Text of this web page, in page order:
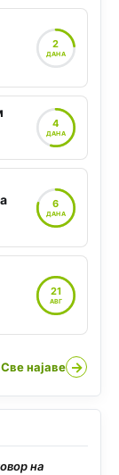
2
ДАНА
4
ДАНА
6
ДАНА
21
АВГ
Све најаве →
на